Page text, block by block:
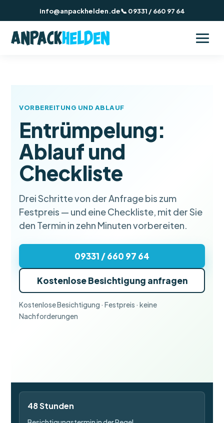
info@anpackhelden.de📞 09331 / 660 97 64
VORBEREITUNG UND ABLAUF
Entrümpelung:
Ablauf und
Checkliste
Drei Schritte von der Anfrage bis zum
Festpreis — und eine Checkliste, mit der Sie
den Termin in zehn Minuten vorbereiten.
09331 / 660 97 64
Kostenlose Besichtigung anfragen
Kostenlose Besichtigung · Festpreis · keine
Nachforderungen
48 Stunden